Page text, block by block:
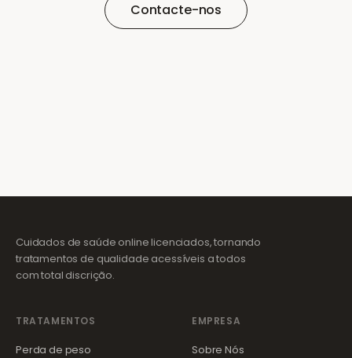
Contacte-nos
Cuidados de saúde online licenciados, tornando
tratamentos de qualidade acessíveis a todos
com total discrição.
TRATAMENTOS
Perda de peso
EMPRESA
Sobre Nós